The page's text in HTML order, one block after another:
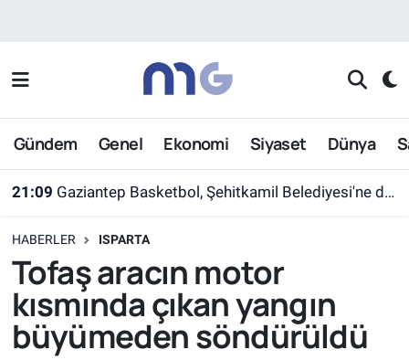
Gündem Genel Ekonomi Siyaset Dünya
21:09 Gaziantep Basketbol, Şehitkamil Belediyesi'ne devredildi
HABERLER ISPARTA
Tofaş aracın motor
kısmında çıkan yangın
büyümeden söndürüldü
Nöbetçi Eczaneler
Hava Durumu
Süper Lig Puan Durumu ve Fikstür
Tüm Manşetler
Son Dakika Haberleri